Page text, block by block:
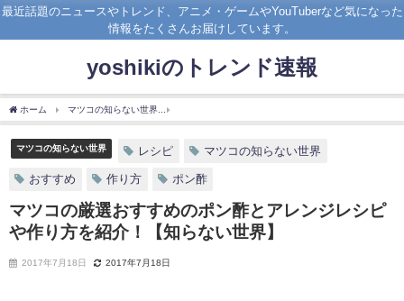
最近話題のニュースやトレンド、アニメ・ゲームやYouTuberなど気になった
情報をたくさんお届けしています。
yoshikiのトレンド速報
ホーム マツコの知らない世界
マツコの知らない世界 レシピ マツコの知らない世界
おすすめ 作り方 ポン酢
マツコの厳選おすすめのポン酢とアレンジレシピ
や作り方を紹介！【知らない世界】
2017年7月18日 2017年7月18日